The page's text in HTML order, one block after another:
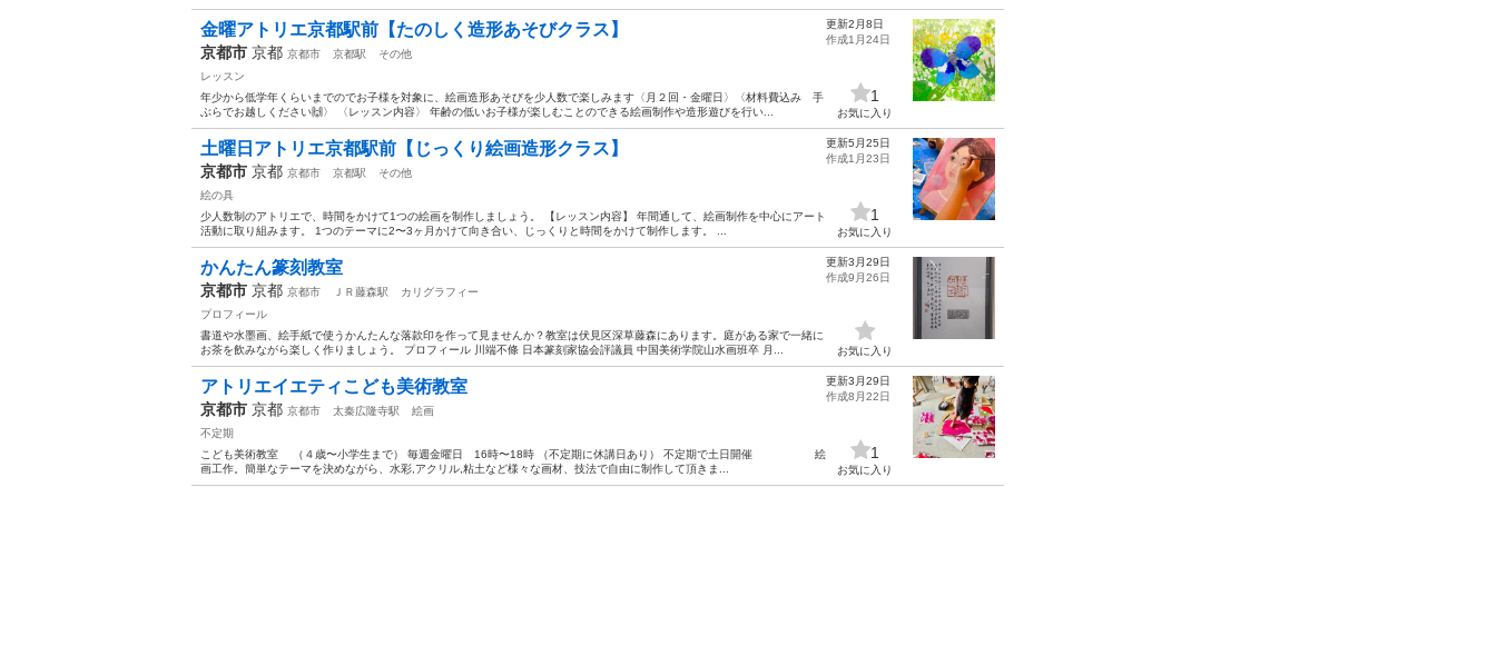
金曜アトリエ京都駅前【たのしく造形あそびクラス】
京都市 京都 京都市 京都駅
その他
レッスン
年少から低学年くらいまでのでお子様を対象に、絵画造形あそびを少人数で楽しみます〈月２回・金曜日〉〈材料費込み 手
ぶらでお越しください🙌〉 〈レッスン内容〉 年齢の低いお子様が楽しむことのできる絵画制作や造形遊びを行い...
更新2月8日
作成1月24日
1
お気に入り
土曜日アトリエ京都駅前【じっくり絵画造形クラス】
京都市 京都 京都市 京都駅
その他
絵の具
少人数制のアトリエで、時間をかけて1つの絵画を制作しましょう。 【レッスン内容】 年間通して、絵画制作を中心にアート
活動に取り組みます。 1つのテーマに2〜3ヶ月かけて向き合い、じっくりと時間をかけて制作します。 ...
更新5月25日
作成1月23日
1
お気に入り
かんたん篆刻教室
京都市 京都 京都市 ＪＲ藤森駅
カリグラフィー
プロフィール
書道や水墨画、絵手紙で使うかんたんな落款印を作って見ませんか？教室は伏見区深草藤森にあります。庭がある家で一緒に
お茶を飲みながら楽しく作りましょう。 プロフィール 川端不條 日本篆刻家協会評議員 中国美術学院山水画班卒 月...
更新3月29日
作成9月26日
お気に入り
アトリエイエティこども美術教室
京都市 京都 京都市 太秦広隆寺駅
絵画
不定期
こども美術教室 （４歳〜小学生まで） 毎週金曜日 16時〜18時 （不定期に休講日あり） 不定期で土日開催 絵
画工作。簡単なテーマを決めながら、水彩,アクリル,粘土など様々な画材、技法で自由に制作して頂きま...
更新3月29日
作成8月22日
1
お気に入り